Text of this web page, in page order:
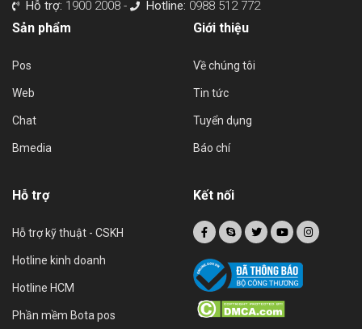
Hỗ trợ: 1900 2008 - Hotline: 0988 512 772
Sản phẩm
Pos
Web
Chat
Bmedia
Giới thiệu
Về chúng tôi
Tin tức
Tuyển dụng
Báo chí
Hỗ trợ
Hỗ trợ kỹ thuật - CSKH
Hotline kinh doanh
Hotline HCM
Phần mềm Bota pos
Kết nối